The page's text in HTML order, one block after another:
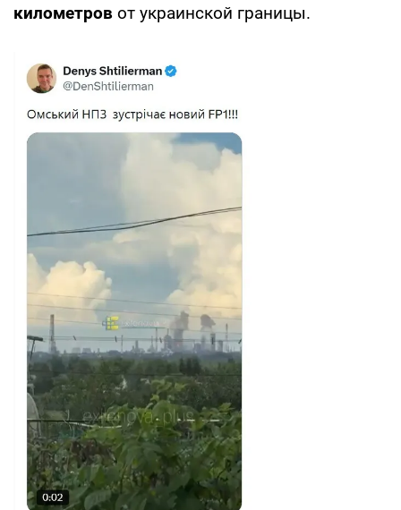
километров от украинской границы.